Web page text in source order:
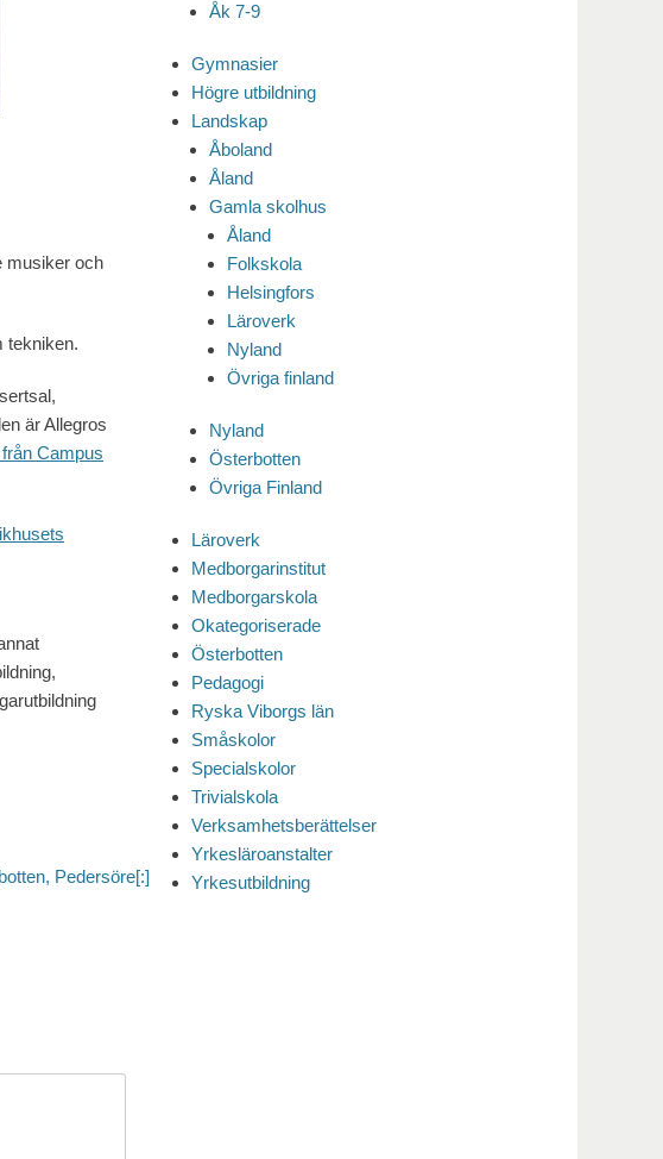
musiker och
tekniken.
är Allegros
Campus
Pedersöre[:]
Åk 7-9
Gymnasier
Högre utbildning
Landskap
Åboland
Åland
Gamla skolhus
Åland
Folkskola
Helsingfors
Läroverk
Nyland
Övriga finland
Nyland
Österbotten
Övriga Finland
Läroverk
Medborgarinstitut
Medborgarskola
Okategoriserade
Österbotten
Pedagogi
Ryska Viborgs län
Småskolor
Specialskolor
Trivialskola
Verksamhetsberättelser
Yrkesläroanstalter
Yrkesutbildning